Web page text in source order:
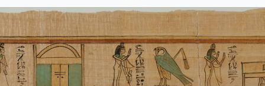
STUUDIOST
TUNNIPLAAN
JOOGA/PILATES
TERAAPIA